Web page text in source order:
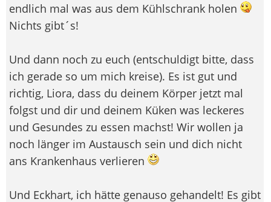
endlich mal was aus dem Kühlschrank holen
Nichts gibt´s!
Und dann noch zu euch (entschuldigt bitte, dass
ich gerade so um mich kreise). Es ist gut und
richtig, Liora, dass du deinem Körper jetzt mal
folgst und dir und deinem Küken was leckeres
und Gesundes zu essen machst! Wir wollen ja
noch länger im Austausch sein und dich nicht
ans Krankenhaus verlieren
Und Eckhart, ich hätte genauso gehandelt! Es gibt